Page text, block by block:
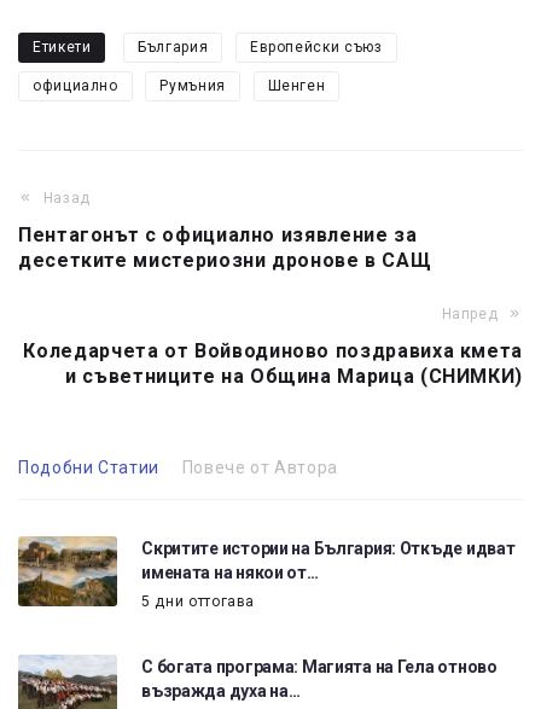
Етикети България Европейски съюз
официално Румъния Шенген
Назад
Пентагонът с официално изявление за
десетките мистериозни дронове в САЩ
Напред
Коледарчета от Войводиново поздравиха кмета
и съветниците на Община Марица (СНИМКИ)
Подобни Статии Повече от Автора
Скритите истории на България: Откъде идват
имената на някои от…
5 дни оттогава
С богата програма: Магията на Гела отново
възражда духа на…